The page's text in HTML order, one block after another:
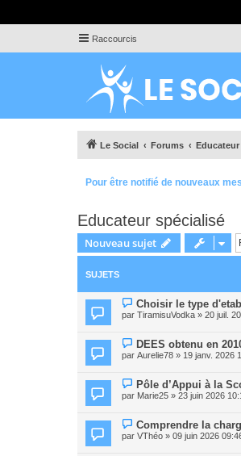
Raccourcis
Le Social Forums
Pour être notifié de nouveaux
Educateur spécialisé
Nouveau sujet
SUJETS
Choisir le type
par TiramisuVodka » 20 juil.
DEES obtenu en
par Aurelie78 » 19 janv. 2026
Pôle d’Appui à la
par Marie25 » 23 juin 2026
Comprendre la
par VThéo » 09 juin 2026